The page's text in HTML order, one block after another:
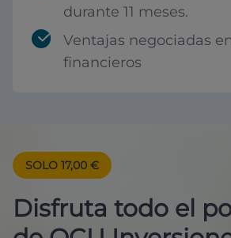
durante 11 meses.
Ventajas negociadas
financieros
SOLO 17,00 €
Disfruta todo el